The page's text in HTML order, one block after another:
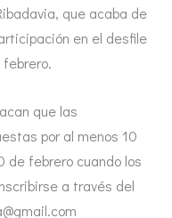
que acaba de
en el desfile
que las
por al menos 10
de febrero cuando los
a través del